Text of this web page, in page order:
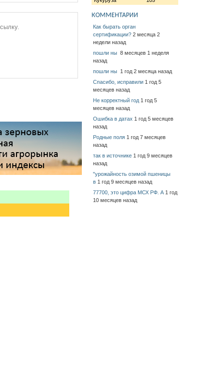
КОММЕНТАРИИ
Как бырать орган
сертификации? 2 месяца 2
недели назад
пошли ны 8 месяцев 1 неделя
назад
пошли ны 1 год 2 месяца назад
Спасибо, исправили 1 год 5
месяцев назад
Не корректный год 1 год 5
месяцев назад
Ошибка в датах 1 год 5 месяцев
назад
Родные поля 1 год 7 месяцев
назад
так в источнике 1 год 9 месяцев
назад
"урожайность озимой пшеницы
в 1 год 9 месяцев назад
77700, это цифра МСХ РФ. А 1 год
10 месяцев назад